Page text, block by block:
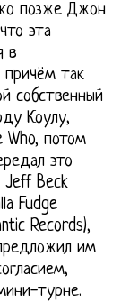
позже Джон
эта
в
причём так
собственный
Коулу,
Who, потом
это
Jeff Beck
Fudge
Records),
им
турне.